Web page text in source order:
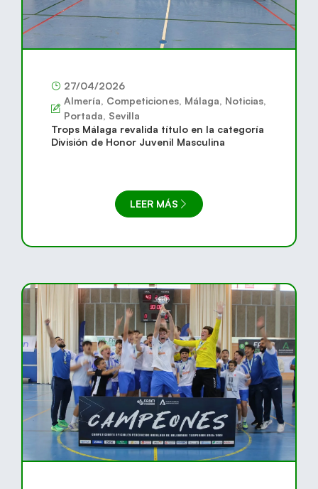
27/04/2026
Almería, Competiciones, Málaga, Noticias,
Portada, Sevilla
Trops Málaga revalida título en la categoría
División de Honor Juvenil Masculina
LEER MÁS